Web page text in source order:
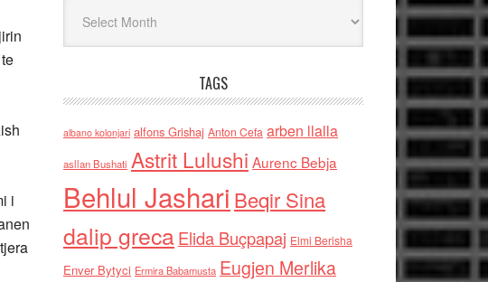
i
TAGS
albano kolonjari alfons Grishaj Anton Cefa arben llalla
asllan Bushati Astrit Lulushi Aurenc Bebja
Behlul Jashari Beqir Sina
dalip grecaElida Buçpapaj Elmi Berisha
Enver Bytyci Ermira Babamusta Eugjen Merlika